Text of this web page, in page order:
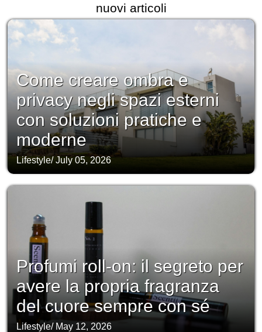
nuovi articoli
Come creare ombra e
privacy negli spazi esterni
con soluzioni pratiche e
moderne
Lifestyle/July 05, 2026
Profumi roll-on: il segreto per
avere la propria fragranza
del cuore sempre con sé
Lifestyle/ May 12, 2026